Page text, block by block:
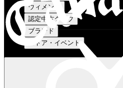
ウィメンズ
認定中古クラブ
ブランド
ストア・イベント